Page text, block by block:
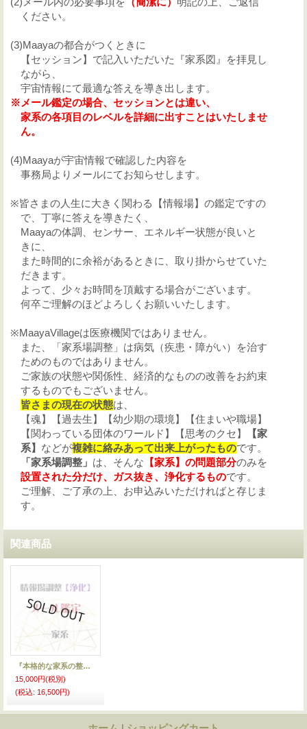
ください。
(3)Maayaの都合がつくときに
【セッション】で記入いただいた『家系図』を拝見し
ながら、
宇宙情報にて最適な答えを導き出します。
※メール鑑定の場合、セッションとは違い、
家系の各項目のレベルを詳細に出すことはいたしませ
ん。
(4)Maayaが宇宙情報で確認した内容を
事務局よりメールにてお知らせします。
※皆さまの人生に大きく関わる【情報場】の鑑定ですの
で、丁寧に答えを導きたく、
Maayaの体調、センサー、エネルギー状態が良いと
きに、
また時間的に余裕があるときに、取り掛からせていた
だきます。
よって、少々お時間を頂戴する場合がございます。
何卒ご理解のほどよろしくお願いいたします。
※MaayaVillageは医療機関ではありません。
また、「家系場調整」は病気（疾患・障がい）を治す
ためのものではありません。
ご家族の状態や関係性、経済的なものの改善をお約束
するものでもございません。
皆さまの現在の状態は、
【魂】【過去生】【幼少期の環境】【住まいや職場】
【関わっている団体のワールド】【思考のクセ】
【家
系】 などが複雑に絡みあって出来上がったものです。
「家系場調整」 は、そんな 【家系】の問題部分のみを
設置された分だけ、ガス抜き、浄化するものです。
ご理解、ご了承の上、お申込みいただければと存じま
す。
関連商品
『本格的な家系の整え』メール鑑定【浄化】一家系
15,000円(税別)
(税込: 16,500円)